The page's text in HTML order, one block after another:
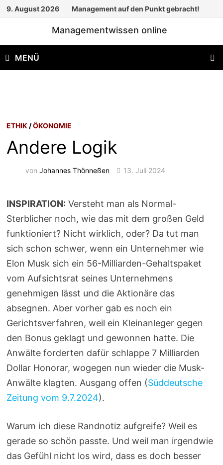
Zum
9. August 2026 Management auf den Punkt gebracht!
Managementwissen online
MENÜ
ETHIK /ÖKONOMIE
Andere Logik
vonJohannes Thönneßen 13. Juli 2024
INSPIRATION: Versteht man als Normal-
Sterblicher noch, wie das mit dem großen Geld
funktioniert? Nicht wirklich, oder? Da tut man
sich schon schwer, wenn ein Unternehmer wie
Elon Musk sich ein 56-Milliarden-Gehaltspaket
vom Aufsichtsrat seines Unternehmens
genehmigen lässt und die Aktionäre das
absegnen. Aber vorher gab es noch ein
Gerichtsverfahren, weil ein Kleinanleger gegen
den Bonus geklagt und gewonnen hatte. Die
Anwälte forderten dafür schlappe 7 Milliarden
Dollar Honorar, wogegen nun wieder die Musk-
Anwälte klagten. Ausgang offen (Süddeutsche
Zeitung vom 9.7.2024).
Warum ich diese Randnotiz aufgreife? Weil es
gerade so schön passte. Und weil man irgendwie
das Gefühl nicht los wird, dass es doch besser